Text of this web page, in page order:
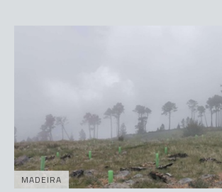
MADEIRA